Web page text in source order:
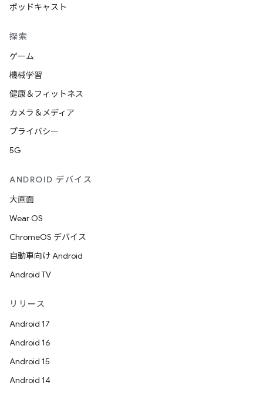
ポッドキャスト
探索
ゲーム
機械学習
健康＆フィットネス
カメラ＆メディア
プライバシー
5G
ANDROID デバイス
大画面
Wear OS
ChromeOS デバイス
自動車向け Android
Android TV
リリース
Android 17
Android 16
Android 15
Android 14